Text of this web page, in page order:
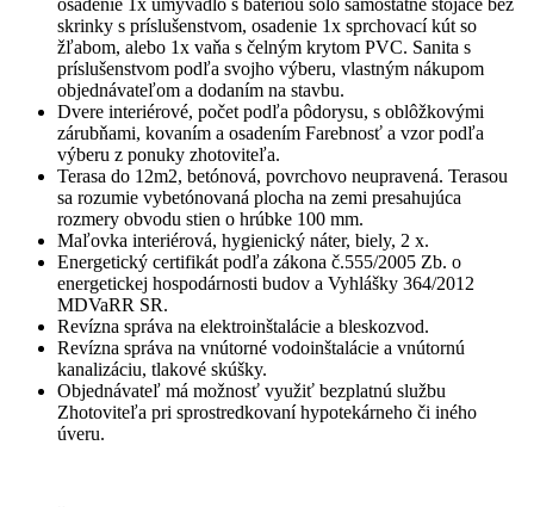
osadenie 1x umývadlo s batériou sólo samostatne stojace bez
skrinky s príslušenstvom, osadenie 1x sprchovací kút so
žľabom, alebo 1x vaňa s čelným krytom PVC. Sanita s
príslušenstvom podľa svojho výberu, vlastným nákupom
objednávateľom a dodaním na stavbu.
Dvere interiérové, počet podľa pôdorysu, s oblôžkovými
zárubňami, kovaním a osadením Farebnosť a vzor podľa
výberu z ponuky zhotoviteľa.
Terasa do 12m2, betónová, povrchovo neupravená. Terasou
sa rozumie vybetónovaná plocha na zemi presahujúca
rozmery obvodu stien o hrúbke 100 mm.
Maľovka interiérová, hygienický náter, biely, 2 x.
Energetický certifikát podľa zákona č.555/2005 Zb. o
energetickej hospodárnosti budov a Vyhlášky 364/2012
MDVaRR SR.
Revízna správa na elektroinštalácie a bleskozvod.
Revízna správa na vnútorné vodoinštalácie a vnútornú
kanalizáciu, tlakové skúšky.
Objednávateľ má možnosť využiť bezplatnú službu
Zhotoviteľa pri sprostredkovaní hypotekárneho či iného
úveru.